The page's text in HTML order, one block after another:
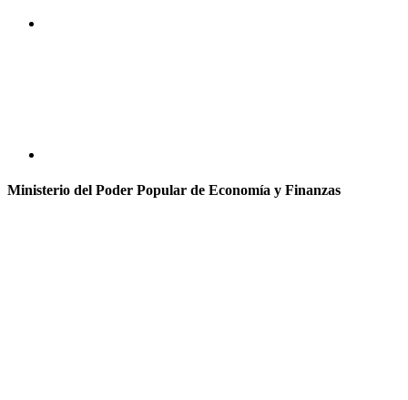
Ministerio del Poder Popular de Economía y Finanzas